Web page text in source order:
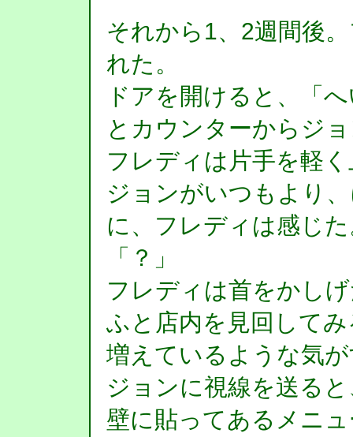
それから1、2週間後
れた。
ドアを開けると、「
とカウンターからジ
フレディは片手を軽
ジョンがいつもより
に、フレディは感じ
「？」
フレディは首をかし
ふと店内を見回して
増えているような気
ジョンに視線を送る
壁に貼ってあるメニ